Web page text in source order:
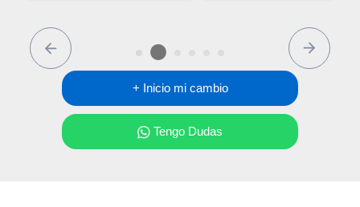
Previous Next
+ Inicio mi cambio
Tengo Dudas